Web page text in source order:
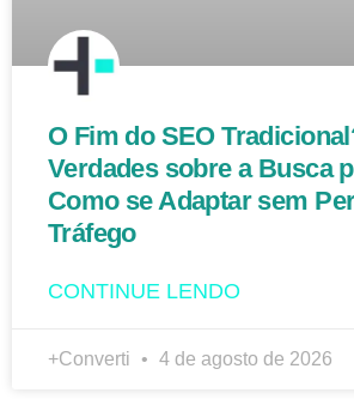
O Fim do SEO
Verdades sobre a Busca
Como se Adaptar sem
Tráfego
CONTINUE LENDO
+Converti 4 de agosto de 2026